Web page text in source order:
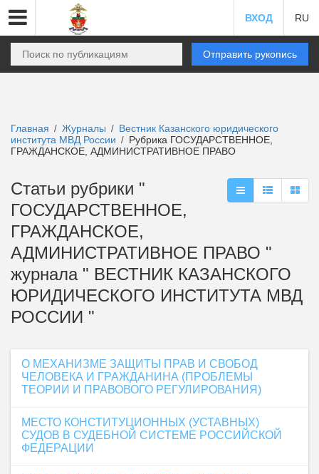
ВХОД RU
Отправить рукопись
Главная / Журналы / Вестник Казанского юридического
института МВД России / Рубрика ГОСУДАРСТВЕННОЕ,
ГРАЖДАНСКОЕ, АДМИНИСТРАТИВНОЕ ПРАВО
Статьи рубрики "
ГОСУДАРСТВЕННОЕ,
ГРАЖДАНСКОЕ,
АДМИНИСТРАТИВНОЕ ПРАВО "
журнала " ВЕСТНИК КАЗАНСКОГО
ЮРИДИЧЕСКОГО ИНСТИТУТА МВД
РОССИИ "
О МЕХАНИЗМЕ ЗАЩИТЫ ПРАВ И СВОБОД
ЧЕЛОВЕКА И ГРАЖДАНИНА (ПРОБЛЕМЫ
ТЕОРИИ И ПРАВОВОГО РЕГУЛИРОВАНИЯ)
МЕСТО КОНСТИТУЦИОННЫХ (УСТАВНЫХ)
СУДОВ В СУДЕБНОЙ СИСТЕМЕ РОССИЙСКОЙ
ФЕДЕРАЦИИ